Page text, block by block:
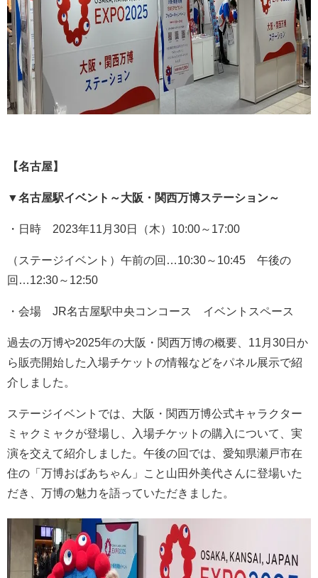
【名古屋】
▼名古屋駅イベント～大阪・関西万博ステーション～
・日時 2023年11月30日（木）10:00～17:00
（ステージイベント）午前の回…10:30～10:45 午後の
回…12:30～12:50
・会場 JR名古屋駅中央コンコース イベントスペース
過去の万博や2025年の大阪・関西万博の概要、11月30日か
ら販売開始した入場チケットの情報などをパネル展示で紹
介しました。
ステージイベントでは、大阪・関西万博公式キャラクター
ミャクミャクが登場し、入場チケットの購入について、実
演を交えて紹介しました。午後の回では、愛知県瀬戸市在
住の「万博おばあちゃん」こと山田外美代さんに登場いた
だき、万博の魅力を語っていただきました。